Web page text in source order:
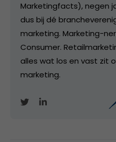
Marketingfacts), negen
dus bij dé
marketing. Marketing-
Consumer.
alles wat los en vast zit
marketing.